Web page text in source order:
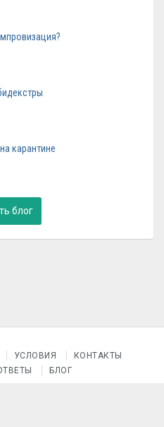
карантине
блог
УСЛОВИЯ
КОНТАКТЫ
БЛОГ